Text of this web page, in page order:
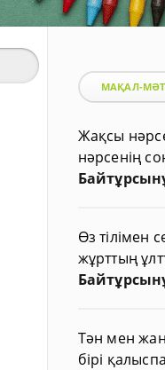
МАҚАЛ-
Жақсы
нәрсенің
Өз тілімен
жұрттың
Тән мен жан
бірі